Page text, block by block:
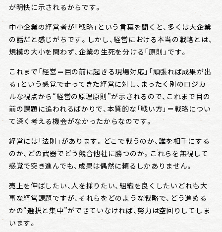
が明快に示されるからです。
中小企業の経営者が「戦略」という言葉を聞くと、多くは大企業
の話だと感じがちです。しかし、経営における本当の戦略とは、
規模の大小を問わず、企業の生死を分ける「原則」です。
これまで「経営＝目の前に起きる現場対応」「頑張れば成果が出
る」という感覚で走ってきた経営に対し、まったく別のロジカ
ルな視点から“経営の原理原則”が示されるので、これまで目の
前の課題に追われるばかりで、本質的な「戦い方」＝戦略につい
て深く考える機会がなかったからなのです。
経営には「法則」があります。どこで戦うのか、誰を相手にする
のか、どの武器でどう競合他社に勝つのか。これらを無視して
感覚で突き進んでも、成果は偶然に頼るしかありません。
売上を伸ばしたい、人を採りたい、組織を良くしたい――どれも大
事な経営課題ですが、それらをどのような戦略で、どう進める
かの“選択と集中”ができていなければ、努力は空回りしてしま
います。